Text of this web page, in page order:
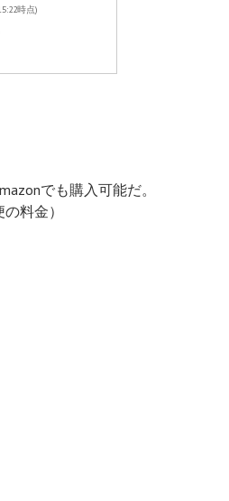
時点)
でも購入可能だ。
料金）